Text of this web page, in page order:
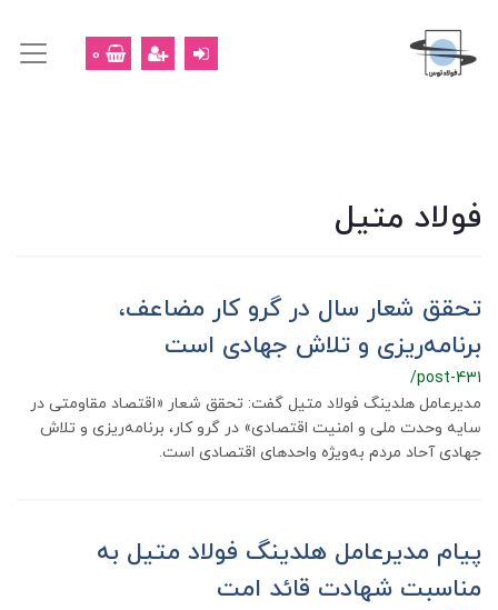
0
فولاد متیل
تحقق شعار سال در گرو کار مضاعف،
برنامه‌ریزی و تلاش جهادی است
/post-431
مدیرعامل هلدینگ فولاد متیل گفت: تحقق شعار «اقتصاد مقاومتی در
سایه وحدت ملی و امنیت اقتصادی» در گرو کار، برنامه‌ریزی و تلاش
جهادی آحاد مردم به‌ویژه واحدهای اقتصادی است.
پیام مدیرعامل هلدینگ فولاد متیل به
مناسبت شهادت قائد امت